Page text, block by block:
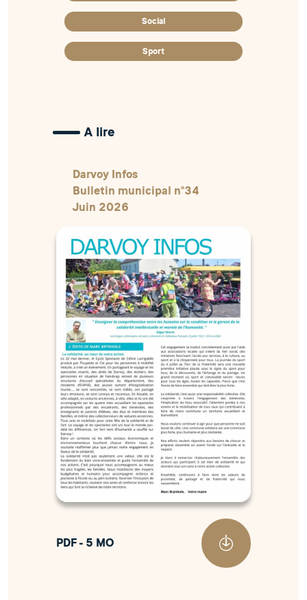
Social
Sport
A lire
Darvoy Infos
Bulletin municipal n°34
Juin 2026
PDF - 5 MO